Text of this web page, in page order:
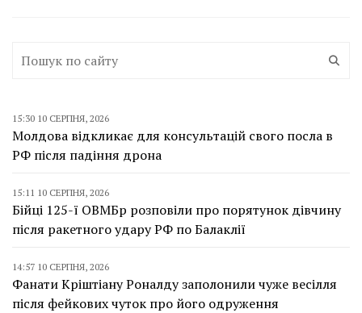
15:30 10 СЕРПНЯ, 2026
Молдова відкликає для консультацій свого посла в
РФ після падіння дрона
15:11 10 СЕРПНЯ, 2026
Бійці 125-ї ОВМБр розповіли про порятунок дівчину
після ракетного удару РФ по Балаклії
14:57 10 СЕРПНЯ, 2026
Фанати Кріштіану Роналду заполонили чуже весілля
після фейкових чуток про його одруження